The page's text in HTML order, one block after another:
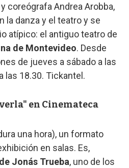
coreógrafa Andrea Arobba,
la danza y el teatro y se
atípico: el antiguo teatro de
de Montevideo. Desde
de jueves a sábado a las
las 18.30. Tickantel.
en Cinemateca
una hora), un formato
en salas. Es,
Jonás Trueba, uno de los